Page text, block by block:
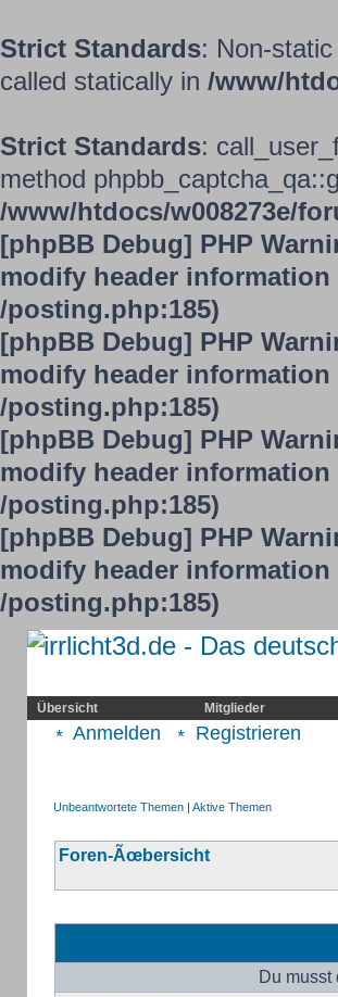
Strict Standards: Non-
called statically in /www/
Strict Standards:
method
/www/htdocs/w008273e/
[phpBB Debug] PHP
modify header
/posting.php:185)
[phpBB Debug] PHP
modify header
/posting.php:185)
[phpBB Debug] PHP
modify header
/posting.php:185)
[phpBB Debug] PHP
modify header
/posting.php:185)
Übersicht
Mitglieder
Anmelden Registrieren
Unbeantwortete Themen |Aktive Themen
Foren-Ãœbersicht
Du